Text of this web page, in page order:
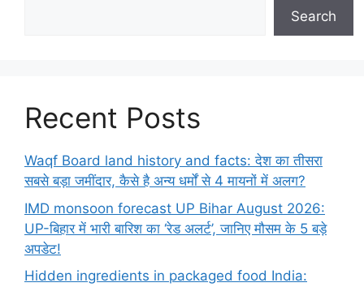
Search
Recent Posts
Waqf Board land history and facts: देश का तीसरा
सबसे बड़ा जमींदार, कैसे है अन्य धर्मों से 4 मायनों में अलग?
IMD monsoon forecast UP Bihar August 2026:
UP-बिहार में भारी बारिश का ‘रेड अलर्ट’, जानिए मौसम के 5 बड़े
अपडेट!
Hidden ingredients in packaged food India: